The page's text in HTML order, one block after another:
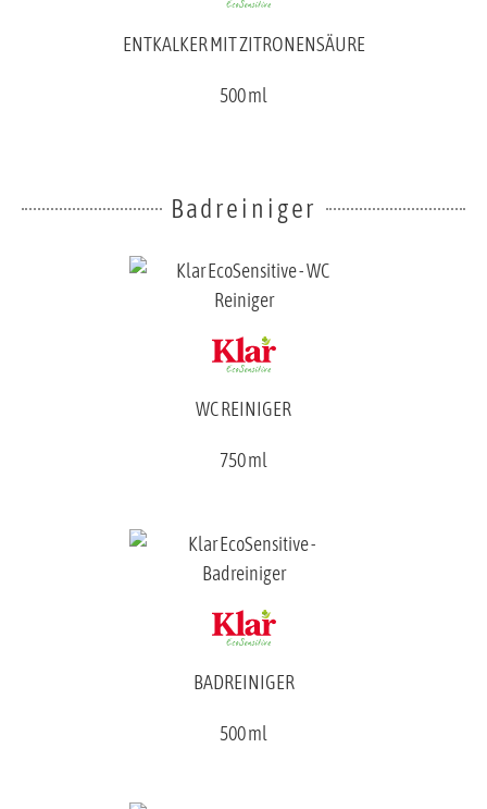
ENTKALKER MIT ZITRONENSÄURE
500 ml
Badreiniger
WC REINIGER
750 ml
BADREINIGER
500 ml